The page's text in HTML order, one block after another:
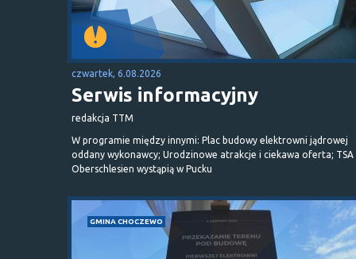
czwartek, 6.08.2026
Serwis informacyjny
redakcja TTM
W programie między innymi: Plac budowy elektrowni jądrowej
oddany wykonawcy; Urodzinowe atrakcje i ciekawa oferta; TSA
Oberschlesien wystąpią w Pucku
GMINA CHOCZEWO